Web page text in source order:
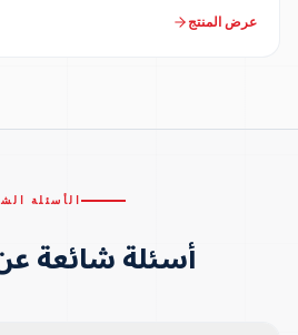
عرض المنتج
الأسئلة
أسئلة شائعة